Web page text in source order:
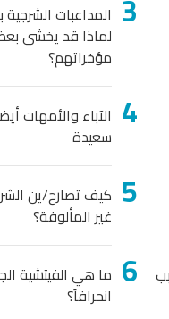
المداعبات
لماذا قد يخشى
مؤخراتهم؟
الآباء والأمهات
سعيدة
كيف تصارح/ين
غير المألوفة؟
ما هي الفيتشية
انحرافاً؟